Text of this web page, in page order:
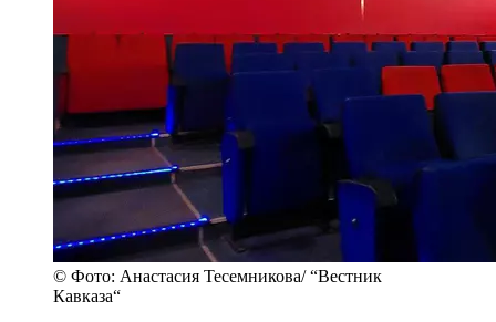
© Фото: Анастасия Тесемникова/ “Вестник
Кавказа“